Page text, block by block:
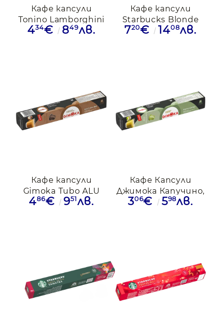
Кафе капсули
Tonino Lamborghini
Platinum Nespresso,
434€ 849лв.
Кафе капсули
Starbucks Blonde
Espresso Roast за
720€ 1408лв.
Кафе капсули
Gimoka Tubo ALU
Nocciolino, 10бр.
486€ 951лв.
Кафе Капсули
Джимока Капучино,
Шамфъстък,
306€ 598лв.